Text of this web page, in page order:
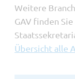
Weitere
GAV finden
Übersicht alle